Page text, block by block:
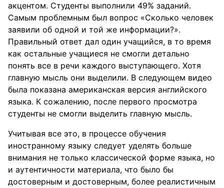
акцентом. Студенты выполнили 49% заданий.
Самым проблемным был вопрос «Сколько человек
заявили об одной и той же информации?».
Правильный ответ дал один учащийся, в то время
как остальные учащиеся не смогли детально
понять все в речи каждого выступающего. Хотя
главную мысль они выделили. В следующем видео
была показана американская версия английского
языка. К сожалению, после первого просмотра
студенты не смогли выделить главную мысль.
Учитывая все это, в процессе обучения
иностранному языку следует уделять больше
внимания не только классической форме языка, но
и аутентичности материала, что было бы
достоверным и достоверным, более реалистичным